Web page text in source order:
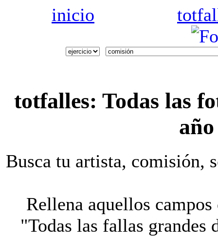
inicio
totfalles: Todas las
Busca tu artista, comisión,
Rellena aquellos
"Todas las fallas grandes